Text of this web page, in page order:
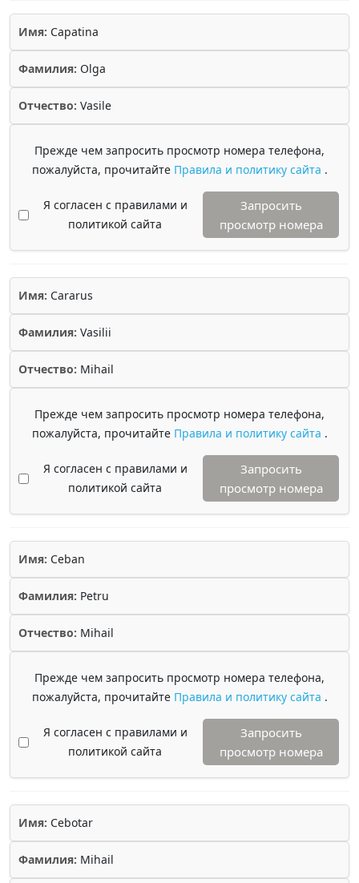
Имя: Capatina
Фамилия: Olga
Отчество: Vasile
Прежде чем запросить просмотр номера телефона,
пожалуйста, прочитайте Правила и политику сайта .
Я согласен с правилами и
политикой сайта
Запросить
просмотр номера
Имя: Cararus
Фамилия: Vasilii
Отчество: Mihail
Прежде чем запросить просмотр номера телефона,
пожалуйста, прочитайте Правила и политику сайта .
Я согласен с правилами и
политикой сайта
Запросить
просмотр номера
Имя: Ceban
Фамилия: Petru
Отчество: Mihail
Прежде чем запросить просмотр номера телефона,
пожалуйста, прочитайте Правила и политику сайта .
Я согласен с правилами и
политикой сайта
Запросить
просмотр номера
Имя: Cebotar
Фамилия: Mihail